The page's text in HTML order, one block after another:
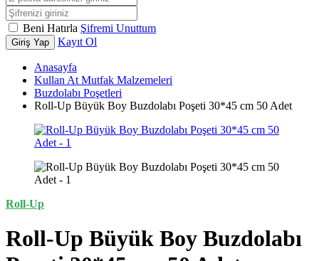
Beni Hatırla Şifremi Unuttum
Giriş Yap Kayıt Ol
Anasayfa
Kullan At Mutfak Malzemeleri
Buzdolabı Poşetleri
Roll-Up Büyük Boy Buzdolabı Poşeti 30*45 cm 50 Adet
Roll-Up
Roll-Up Büyük Boy Buzdolabı